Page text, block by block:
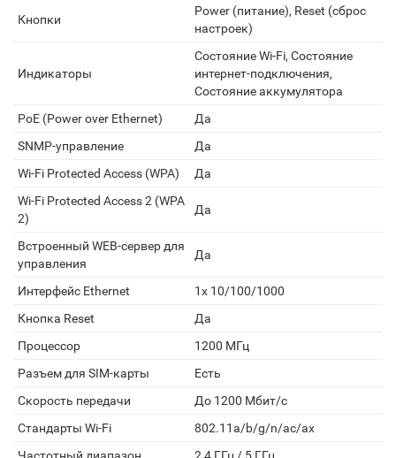
Кнопки
Power (питание), Reset (сброс
настроек)
Индикаторы
Состояние Wi-Fi, Состояние
интернет-подключения,
Состояние аккумулятора
PoE (Power over Ethernet)
Да
SNMP-управление
Да
Wi-Fi Protected Access (WPA)
Да
Wi-Fi Protected Access 2 (WPA
2)
Да
Встроенный WEB-сервер для
управления
Да
Интерфейс Ethernet
1x 10/100/1000
Кнопка Reset
Да
Процессор
1200 МГц
Разъем для SIM-карты
Есть
Скорость передачи
До 1200 Мбит/с
Стандарты Wi-Fi
802.11a/b/g/n/ac/ax